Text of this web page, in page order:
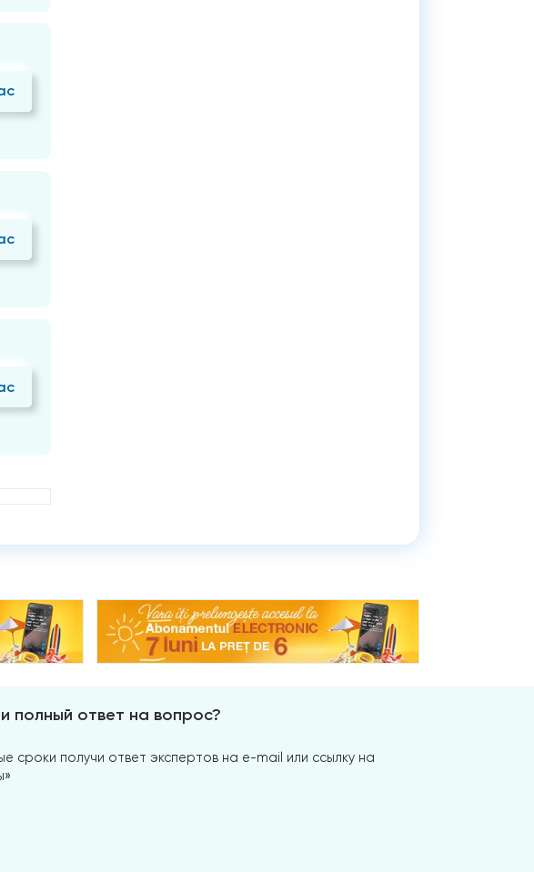
полный ответ на вопрос?
сроки получи ответ экспертов на e-mail или ссылку на